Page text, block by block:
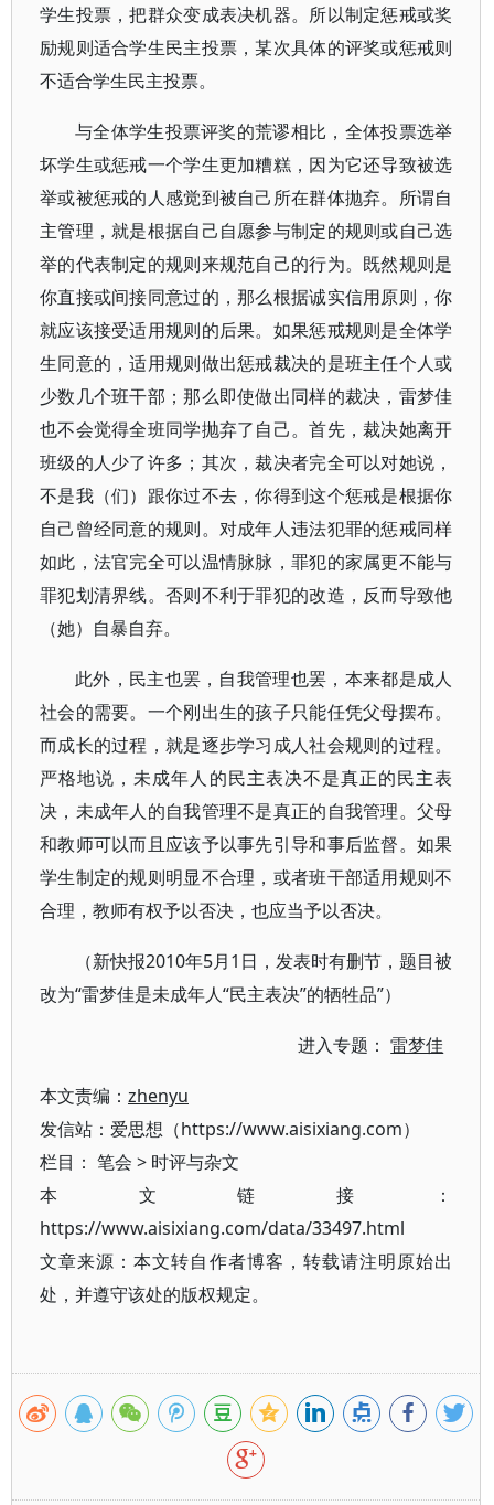
学生投票，把群众变成表决机器。所以制定惩戒或奖
励规则适合学生民主投票，某次具体的评奖或惩戒则
不适合学生民主投票。
与全体学生投票评奖的荒谬相比，全体投票选举
坏学生或惩戒一个学生更加糟糕，因为它还导致被选
举或被惩戒的人感觉到被自己所在群体抛弃。所谓自
主管理，就是根据自己自愿参与制定的规则或自己选
举的代表制定的规则来规范自己的行为。既然规则是
你直接或间接同意过的，那么根据诚实信用原则，你
就应该接受适用规则的后果。如果惩戒规则是全体学
生同意的，适用规则做出惩戒裁决的是班主任个人或
少数几个班干部；那么即使做出同样的裁决，雷梦佳
也不会觉得全班同学抛弃了自己。首先，裁决她离开
班级的人少了许多；其次，裁决者完全可以对她说，
不是我（们）跟你过不去，你得到这个惩戒是根据你
自己曾经同意的规则。对成年人违法犯罪的惩戒同样
如此，法官完全可以温情脉脉，罪犯的家属更不能与
罪犯划清界线。否则不利于罪犯的改造，反而导致他
（她）自暴自弃。
此外，民主也罢，自我管理也罢，本来都是成人
社会的需要。一个刚出生的孩子只能任凭父母摆布。
而成长的过程，就是逐步学习成人社会规则的过程。
严格地说，未成年人的民主表决不是真正的民主表
决，未成年人的自我管理不是真正的自我管理。父母
和教师可以而且应该予以事先引导和事后监督。如果
学生制定的规则明显不合理，或者班干部适用规则不
合理，教师有权予以否决，也应当予以否决。
（新快报2010年5月1日，发表时有删节，题目被
改为“雷梦佳是未成年人“民主表决”的牺牲品”）
进入专题：雷梦佳
本文责编： zhenyu
发信站：爱思想（https://www.aisixiang.com）
栏目： 笔会 > 时评与杂文
本文链接：
https://www.aisixiang.com/data/33497.html
文章来源：本文转自作者博客，转载请注明原始出
处，并遵守该处的版权规定。